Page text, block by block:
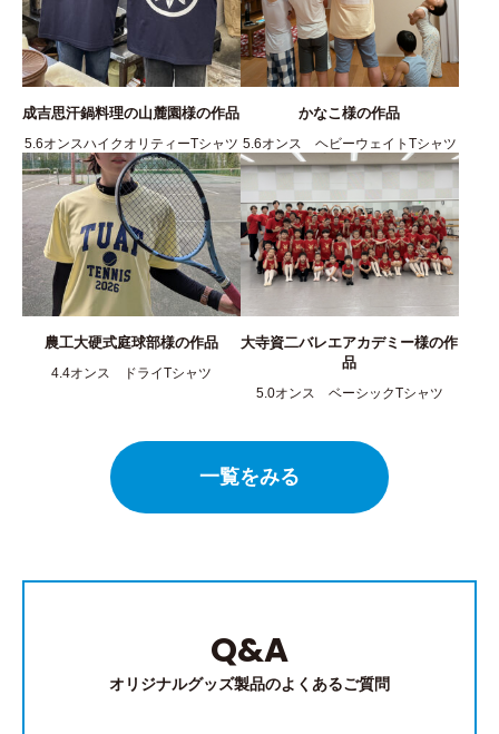
成吉思汗鍋料理の山麓園様の作品
5.6オンスハイクオリティーTシャツ
かなこ様の作品
5.6オンス ヘビーウェイトTシャツ
農工大硬式庭球部様の作品
4.4オンス ドライTシャツ
大寺資二バレエアカデミー様の作
品
5.0オンス ベーシックTシャツ
一覧をみる
Q&A
オリジナルグッズ製品のよくあるご質問